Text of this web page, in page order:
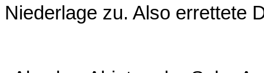
Niederlage zu. Also errettete